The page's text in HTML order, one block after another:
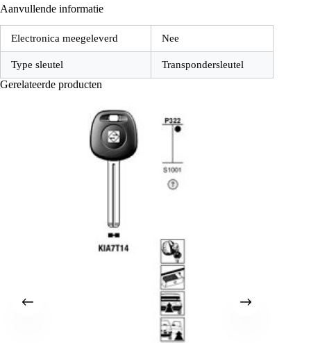
Aanvullende informatie
Electronica meegeleverd Nee
Type sleutel Transpondersleutel
Gerelateerde producten